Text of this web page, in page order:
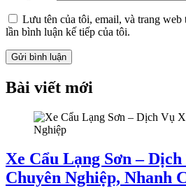
Lưu tên của tôi, email, và trang
lần bình luận kế tiếp của tôi.
Bài viết mới
Xe Cẩu Lạng Sơn –
Chuyên Nghiệp, Nhanh